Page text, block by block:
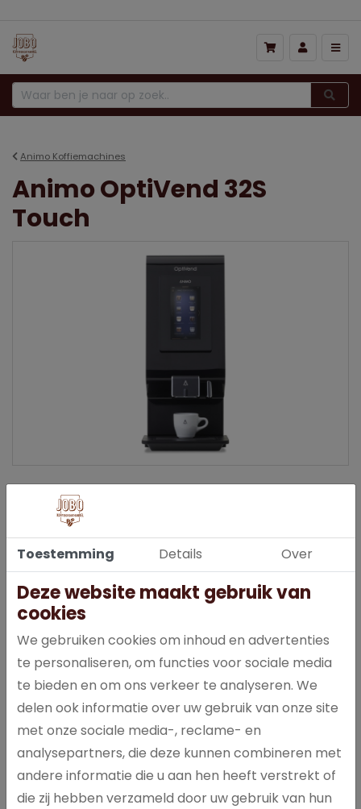
Animo Koffiemachines
Animo OptiVend 32S
Touch
AFMETINGEN B X D X H: 248 X 501 X 599
TOUCHSCREEN: 7"
ENERGIEVERBRUIK: A+
AANTAL CANISTERS: 1 TOT 4 CANISTERS
VASTE WATERAANSLUITING: JA
GESCHEIDEN HEET WATER: JA
GARANTIE: 12 MAANDEN
DRANKEN
KOFFIE
KOFFIE MELK
KOFFIE CHOC
CAPPUCCINO
WIENER MELANGE
LATTE MACCHIATO
Toestemming Details Over
Deze website maakt gebruik van
cookies
We gebruiken cookies om inhoud en advertenties
te personaliseren, om functies voor sociale media
te bieden en om ons verkeer te analyseren. We
delen ook informatie over uw gebruik van onze site
met onze sociale media-, reclame- en
analysepartners, die deze kunnen combineren met
andere informatie die u aan hen heeft verstrekt of
die zij hebben verzameld door uw gebruik van hun